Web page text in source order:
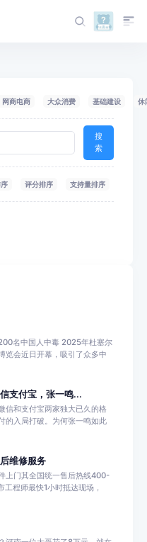
网商电商 大众消费 基础建设 休
搜
索
评分排序 支持量排序
名中国人中毒 2025年杜塞尔
览会近日开幕，吸引了众多中
支付宝，张一鸣...
信和支付宝两家独大已久的格
的入局打破。为何张一鸣如此
维修服务
上门其全国统一售后热线400-
程师最快1小时抵达现场，